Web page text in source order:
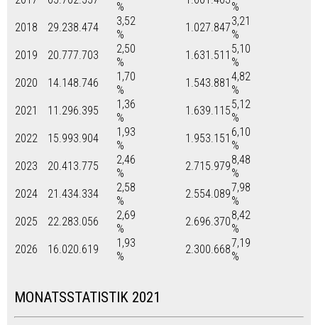
%
%
2018
29.238.474
3,52
%
1.027.8473,21
%
2019
20.777.703
2,50
%
1.631.511 5,10
%
2020
14.148.746
1,70
%
1.543.881 4,82
%
2021
11.296.395
1,36
%
1.639.1155,12
%
2022
15.993.904
1,93
%
1.953.151 6,10
%
2023
20.413.775
2,46
%
2.715.9798,48
%
2024
21.434.334
2,58
%
2.554.0897,98
%
2025
22.283.056
2,69
%
2.696.3708,42
%
2026
16.020.619
1,93
%
2.300.6687,19
%
MONATSSTATISTIK 2021